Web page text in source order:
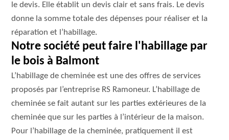
le devis. Elle établit un devis clair et sans frais. Le devis
donne la somme totale des dépenses pour réaliser et la
réparation et l’habillage.
Notre société peut faire l'habillage par
le bois à Balmont
L’habillage de cheminée est une des offres de services
proposés par l’entreprise RS Ramoneur. L’habillage de
cheminée se fait autant sur les parties extérieures de la
cheminée que sur les parties à l’intérieur de la maison.
Pour l’habillage de la cheminée, pratiquement il est